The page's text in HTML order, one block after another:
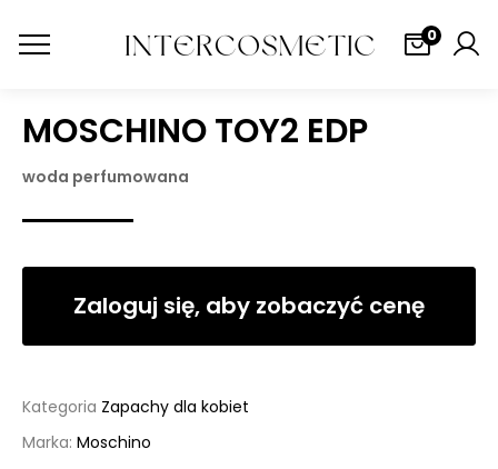
0
MOSCHINO TOY2 EDP
woda perfumowana
Zaloguj się, aby zobaczyć cenę
Kategoria Zapachy dla kobiet
Marka: Moschino